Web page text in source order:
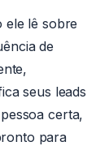
ele lê sobre
de
seus leads
certa,
para